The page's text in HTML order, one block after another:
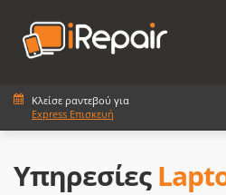
Κλείσε ραντεβού για
Express Επισκευή
Υπηρεσίες